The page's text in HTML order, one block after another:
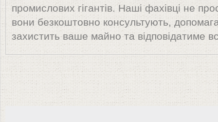
промислових гігантів. Наші фахівці не
вони безкоштовно консультують,
захистить ваше майно та відповідатиме